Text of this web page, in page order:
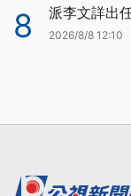
8 派李文詳出
2026/8/8 12:10